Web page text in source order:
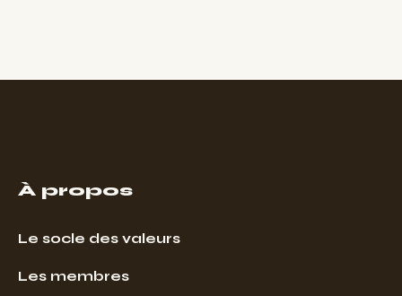
À propos
Le socle des valeurs
Les membres